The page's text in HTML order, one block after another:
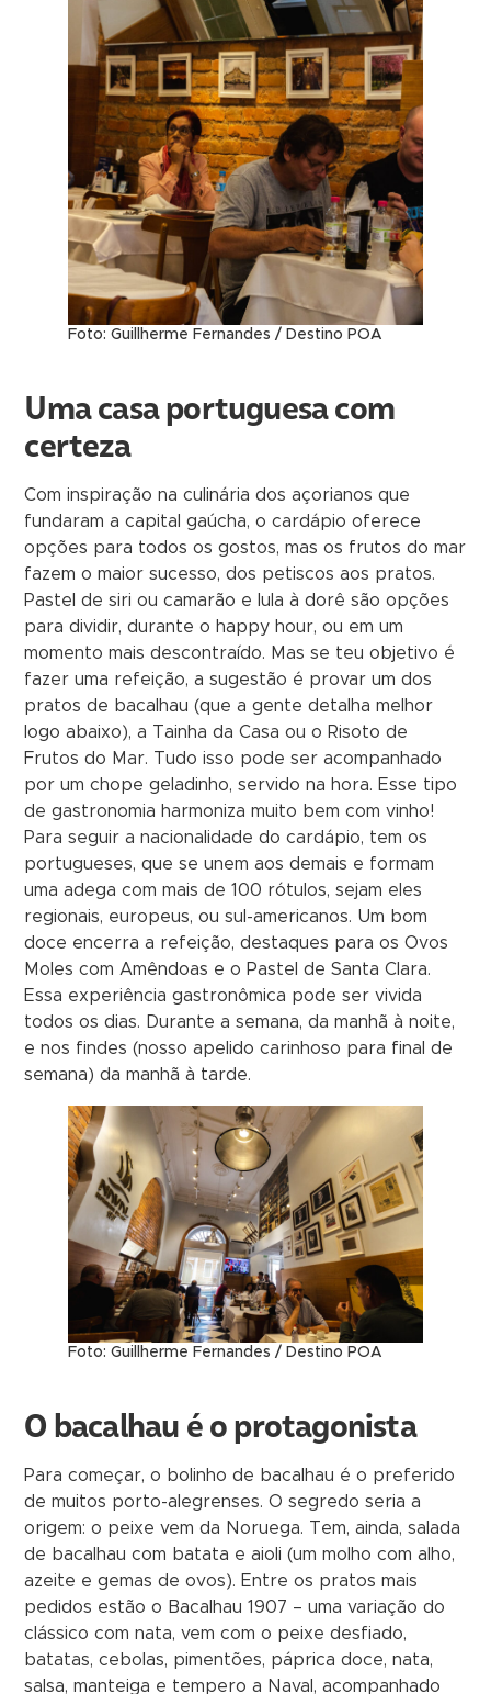
Foto: Guillherme Fernandes / Destino POA
Uma casa portuguesa com
certeza
Com inspiração na culinária dos açorianos que
fundaram a capital gaúcha, o cardápio oferece
opções para todos os gostos, mas os frutos do mar
fazem o maior sucesso, dos petiscos aos pratos.
Pastel de siri ou camarão e lula à dorê são opções
para dividir, durante o happy hour, ou em um
momento mais descontraído. Mas se teu objetivo é
fazer uma refeição, a sugestão é provar um dos
pratos de bacalhau (que a gente detalha melhor
logo abaixo), a Tainha da Casa ou o Risoto de
Frutos do Mar. Tudo isso pode ser acompanhado
por um chope geladinho, servido na hora. Esse tipo
de gastronomia harmoniza muito bem com vinho!
Para seguir a nacionalidade do cardápio, tem os
portugueses, que se unem aos demais e formam
uma adega com mais de 100 rótulos, sejam eles
regionais, europeus, ou sul-americanos. Um bom
doce encerra a refeição, destaques para os Ovos
Moles com Amêndoas e o Pastel de Santa Clara.
Essa experiência gastronômica pode ser vivida
todos os dias. Durante a semana, da manhã à noite,
e nos findes (nosso apelido carinhoso para final de
semana) da manhã à tarde.
Foto: Guillherme Fernandes / Destino POA
O bacalhau é o protagonista
Para começar, o bolinho de bacalhau é o preferido
de muitos porto-alegrenses. O segredo seria a
origem: o peixe vem da Noruega. Tem, ainda, salada
de bacalhau com batata e aioli (um molho com alho,
azeite e gemas de ovos). Entre os pratos mais
pedidos estão o Bacalhau 1907 – uma variação do
clássico com nata, vem com o peixe desfiado,
batatas, cebolas, pimentões, páprica doce, nata,
salsa, manteiga e tempero a Naval, acompanhado